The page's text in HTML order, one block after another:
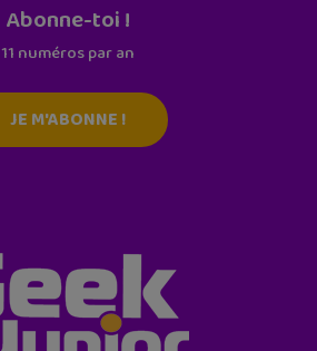
Abonne-toi !
11 numéros par an
JE M'ABONNE !